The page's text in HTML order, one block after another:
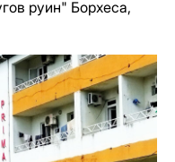
руин" Борхеса,